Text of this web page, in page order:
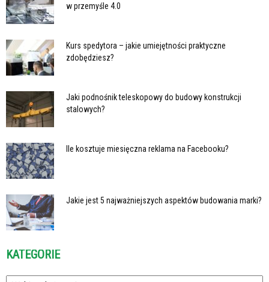
w przemyśle 4.0
Kurs spedytora – jakie umiejętności praktyczne
zdobędziesz?
Jaki podnośnik teleskopowy do budowy konstrukcji
stalowych?
Ile kosztuje miesięczna reklama na Facebooku?
Jakie jest 5 najważniejszych aspektów budowania marki?
KATEGORIE
Kategorie